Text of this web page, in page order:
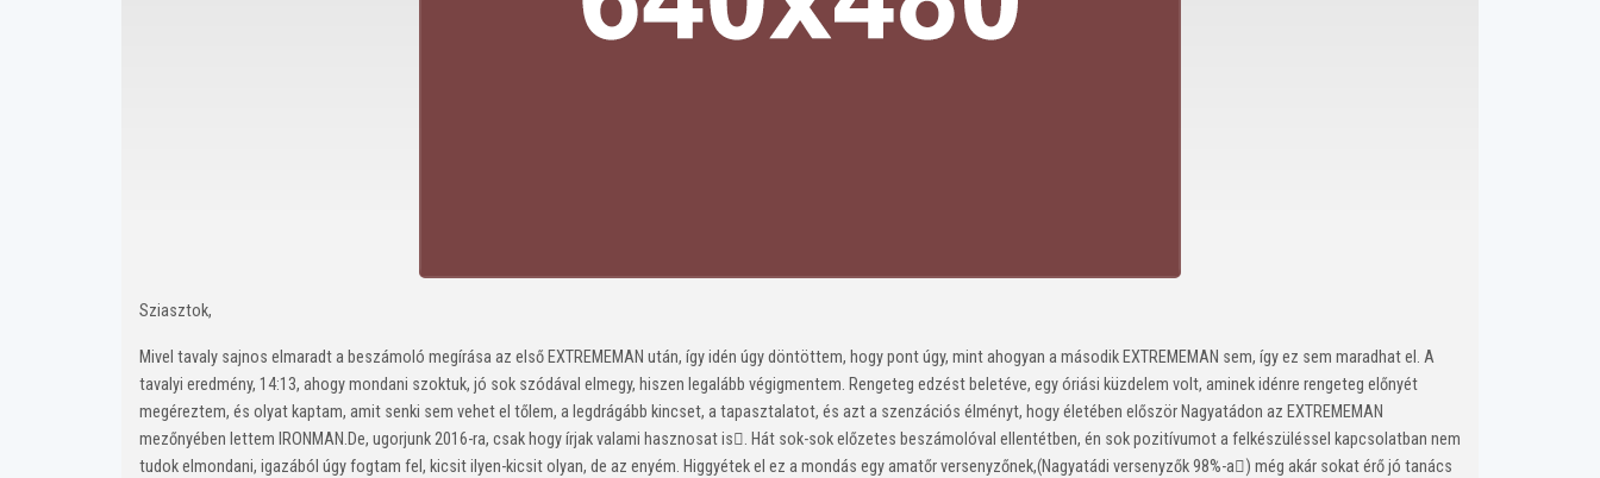
Sziasztok,
Mivel tavaly sajnos elmaradt a beszámoló megírása az első EXTREMEMAN után, így idén úgy döntöttem, hogy pont úgy, mint ahogyan a második EXTREMEMAN sem, így ez sem maradhat el. A
tavalyi eredmény, 14:13, ahogy mondani szoktuk, jó sok szódával elmegy, hiszen legalább végigmentem. Rengeteg edzést beletéve, egy óriási küzdelem volt, aminek idénre rengeteg előnyét
megéreztem, és olyat kaptam, amit senki sem vehet el tőlem, a legdrágább kincset, a tapasztalatot, és azt a szenzációs élményt, hogy életében először Nagyatádon az EXTREMEMAN
mezőnyében lettem IRONMAN.De, ugorjunk 2016-ra, csak hogy írjak valami hasznosat is. Hát sok-sok előzetes beszámolóval ellentétben, én sok pozitívumot a felkészüléssel kapcsolatban nem
tudok elmondani, igazából úgy fogtam fel, kicsit ilyen-kicsit olyan, de az enyém. Higgyétek el ez a mondás egy amatőr versenyzőnek,(Nagyatádi versenyzők 98%-a) még akár sokat érő jó tanács